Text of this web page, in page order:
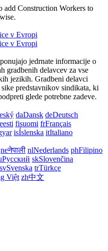
Construction Workers to
jedrnate informacije o
gradbenih delavcev za vse
jezikih. Gradbeni delavci
predstavnikov sindikata, ki
glede potrebne zadeve.
daDansk deDeutsch
eesti fisuomi frFrançais
isÍslenska itItaliano
neनेपाली nlNederlands phFilipino
Русский skSlovenčina
svSvenska trTürkçe
Việt zh中文